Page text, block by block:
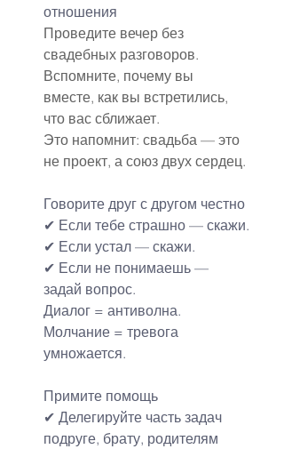
отношения
Проведите вечер без
свадебных разговоров.
Вспомните, почему вы
вместе, как вы встретились,
что вас сближает.
Это напомнит: свадьба — это
не проект, а союз двух сердец.
Говорите друг с другом честно
✔ Если тебе страшно — скажи.
✔ Если устал — скажи.
✔ Если не понимаешь —
задай вопрос.
Диалог = антиволна.
Молчание = тревога
умножается.
Примите помощь
✔ Делегируйте часть задач
подруге, брату, родителям